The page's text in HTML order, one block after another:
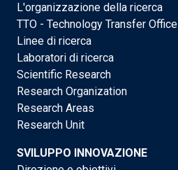
L'organizzazione della ricerca
TTO - Technology Transfer Office
Linee di ricerca
Laboratori di ricerca
Scientific Research
Research Organization
Research Areas
Research Unit
SVILUPPO INNOVAZIONE